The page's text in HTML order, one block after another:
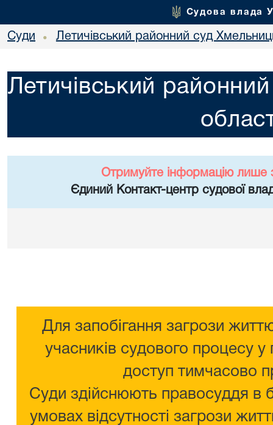
Судова влада
Суди • Летичівський районний суд
Летичівський
Отримуйте інформацію лише
Єдиний Контакт-центр судової
Для запобігання загрози
учасників судового процесу у
доступ тимчасово
Суди здійснюють правосуддя в
умовах відсутності загрози